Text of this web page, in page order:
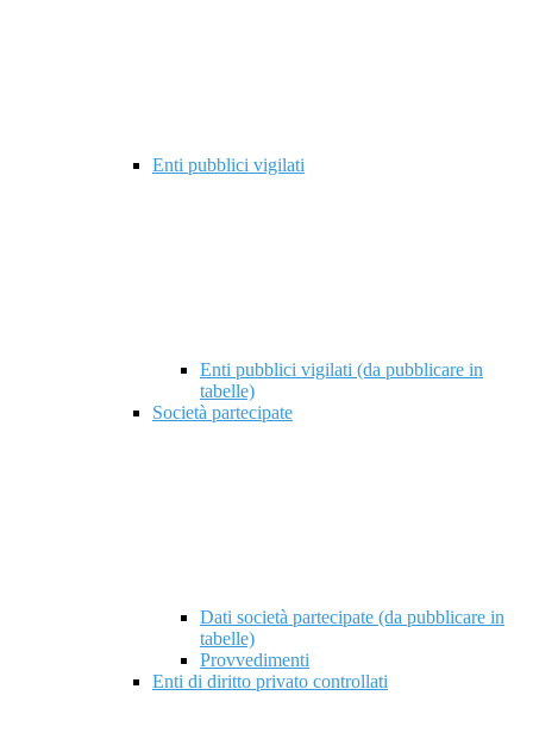
Enti pubblici vigilati
Enti pubblici vigilati (da pubblicare in
tabelle)
Società partecipate
Dati società partecipate (da pubblicare in
tabelle)
Provvedimenti
Enti di diritto privato controllati